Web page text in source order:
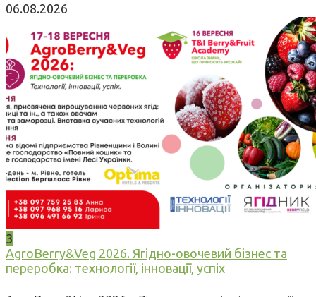
06.08.2026
3
AgroBerry&Veg 2026. Ягідно-овочевий бізнес та
переробка: технології, інновації, успіх